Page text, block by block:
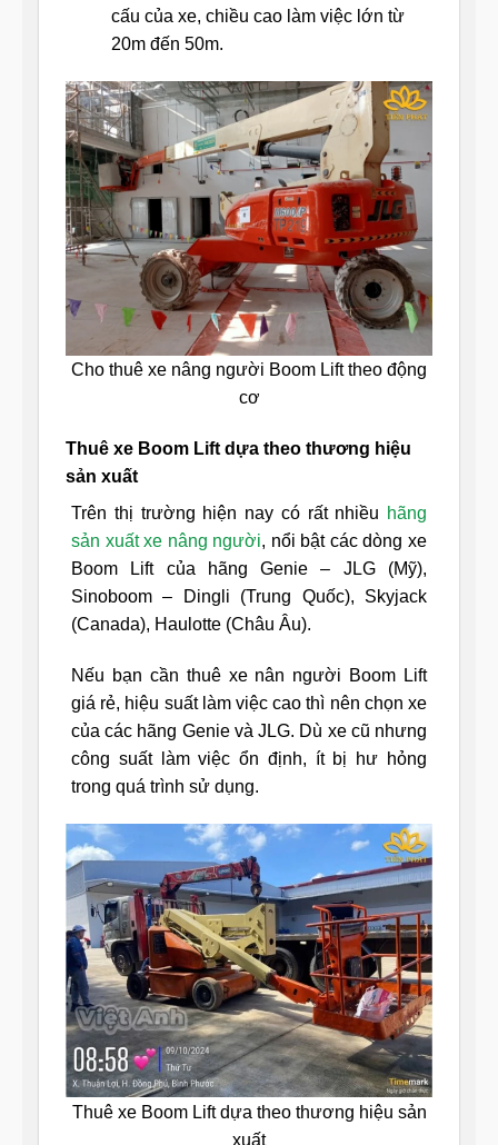
cấu của xe, chiều cao làm việc lớn từ
20m đến 50m.
Cho thuê xe nâng người Boom Lift theo động
cơ
Thuê xe Boom Lift dựa theo thương hiệu
sản xuất
Trên thị trường hiện nay có rất nhiều hãng
sản xuất xe nâng người, nổi bật các dòng xe
Boom Lift của hãng Genie – JLG (Mỹ),
Sinoboom – Dingli (Trung Quốc), Skyjack
(Canada), Haulotte (Châu Âu).
Nếu bạn cần thuê xe nân người Boom Lift
giá rẻ, hiệu suất làm việc cao thì nên chọn xe
của các hãng Genie và JLG. Dù xe cũ nhưng
công suất làm việc ổn định, ít bị hư hỏng
trong quá trình sử dụng.
Thuê xe Boom Lift dựa theo thương hiệu sản
xuất